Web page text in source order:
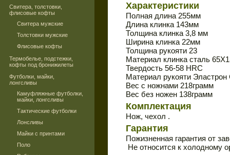
Свитера, толстовки,
флисовые кофты
Свитера мужские
Толстовки мужские
Флисовые кофты
Термобелье, подстежки,
кофты под бронижилеты
Футболки, майки,
лонгсливы
Камуфляжные футболки,
майки, лонгсливы
Тактические футболки
Лонсливы
Майки с принтами
Поло
Характеристики
Полная длина 255мм
Длина клинка 143мм
Толщина клинка 3,8 мм
Ширина клинка 22мм
Толщина рукояти 23
Материал клинка сталь
Твердость 56-58 HRC
Материал рукояти Эластрон
Вес с ножнами 218грамм
Вес без ножен 138грамм
Комплектация
Нож, чехол .
Гарантия
Пожизненная гарантия от
Не относится к холодному